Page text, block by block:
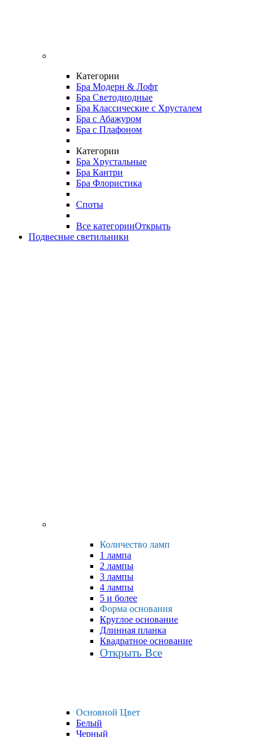
Категории
Бра Модерн & Лофт
Бра Светодиодные
Бра Классические с Хрусталем
Бра с Абажуром
Бра с Плафоном
Категории
Бра Хрустальные
Бра Кантри
Бра Флористика
Споты
Все категорииОткрыть
Подвесные светильники
Количество ламп
1 лампа
2 лампы
3 лампы
4 лампы
5 и более
Форма основания
Круглое основание
Длинная планка
Квадратное основание
Открыть Все
Основной Цвет
Белый
Черный